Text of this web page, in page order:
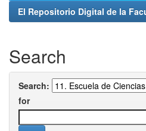
El Repositorio Digital de la
Search
Search:
for